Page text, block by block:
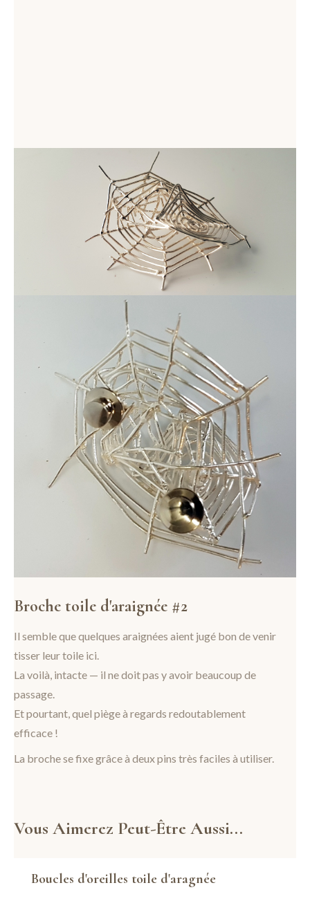
Broche toile d'araignée #2
Il semble que quelques araignées aient jugé bon de venir
tisser leur toile ici.
La voilà, intacte — il ne doit pas y avoir beaucoup de
passage.
Et pourtant, quel piège à regards redoutablement
efficace !
La broche se fixe grâce à deux pins très faciles à utiliser.
Vous Aimerez Peut-Être Aussi...
Boucles d'oreilles toile d'aragnée